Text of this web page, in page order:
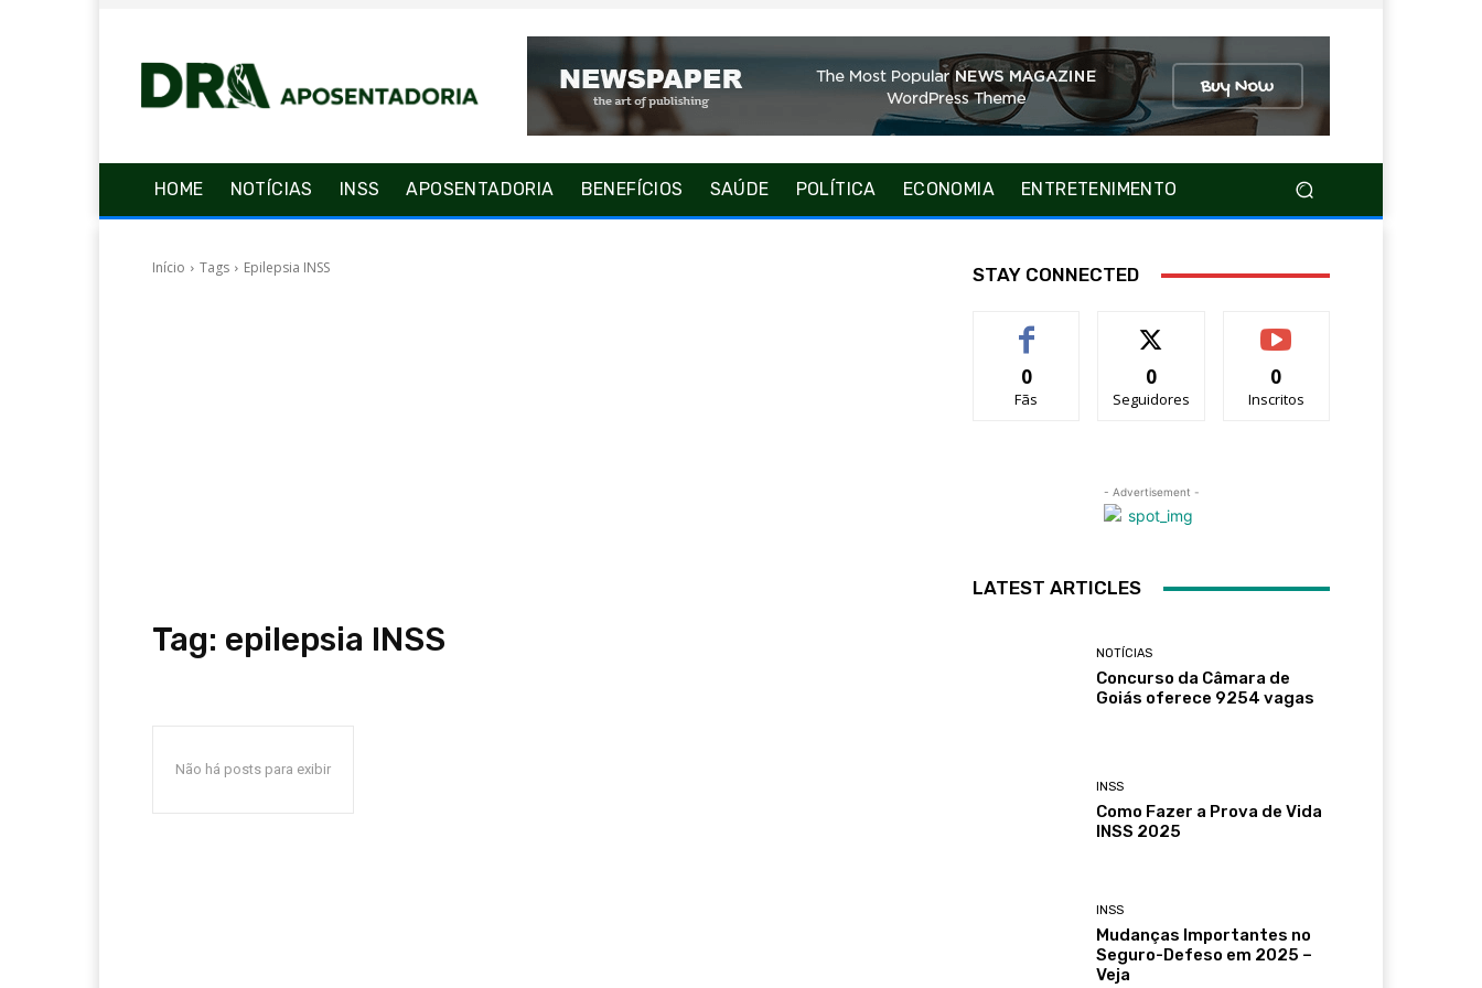
HOME NOTÍCIAS INSS APOSENTADORIA BENEFÍCIOS SAÚDE POLÍTICA ECONOMIA ENTRETENIMENTO
Início Tags Epilepsia INSS
Tag: epilepsia INSS
Não há posts para exibir
STAY CONNECTED
0
Fãs
0
Seguidores
0
Inscritos
- Advertisement -
LATEST ARTICLES
NOTÍCIAS
Concurso da Câmara de
Goiás oferece 9254 vagas
INSS
Como Fazer a Prova de Vida
INSS 2025
INSS
Mudanças Importantes no
Seguro-Defeso em 2025 –
Veja